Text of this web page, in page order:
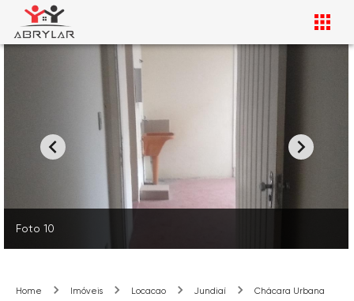
Foto 10
Home Imóveis Locacao Jundiaí
Chácara Urbana